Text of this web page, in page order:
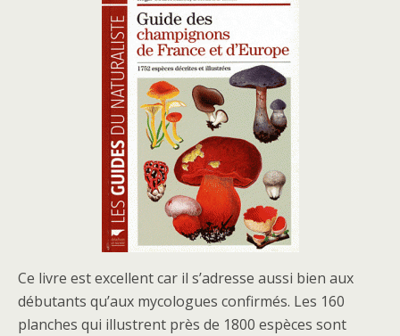
Ce livre est excellent car il s’adresse aussi bien aux
débutants qu’aux mycologues confirmés. Les 160
planches qui illustrent près de 1800 espèces sont